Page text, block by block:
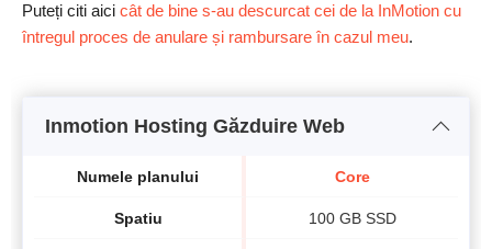
Puteți citi aici cât de bine s-au descurcat cei de la InMotion cu
întregul proces de anulare și rambursare în cazul meu.
Inmotion Hosting Găzduire Web
Numele planului
Spatiu
Core
100 GB SSD